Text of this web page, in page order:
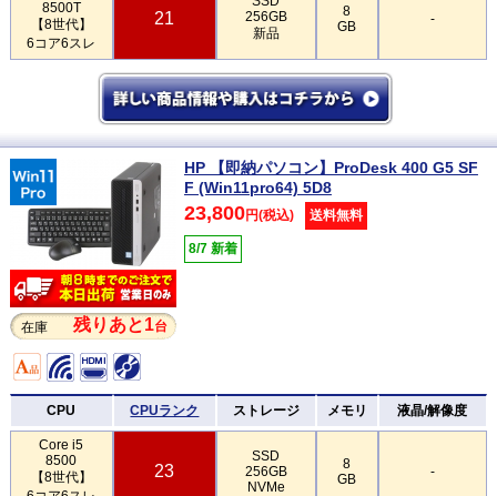
8500T
【8世代】
6コア6スレ
21
256GB
新品
8
GB
-
在庫 残りあと1台
HP 【即納パソコン】ProDesk 400 G5 SF
F (Win11pro64) 5D8
23,800円(税込) 送料無料
8/7 新着
CPU CPUランク ストレージ メモリ 液晶/解像度
Core i5
8500
【8世代】
23
SSD
256GB
NVMe
8
GB
-